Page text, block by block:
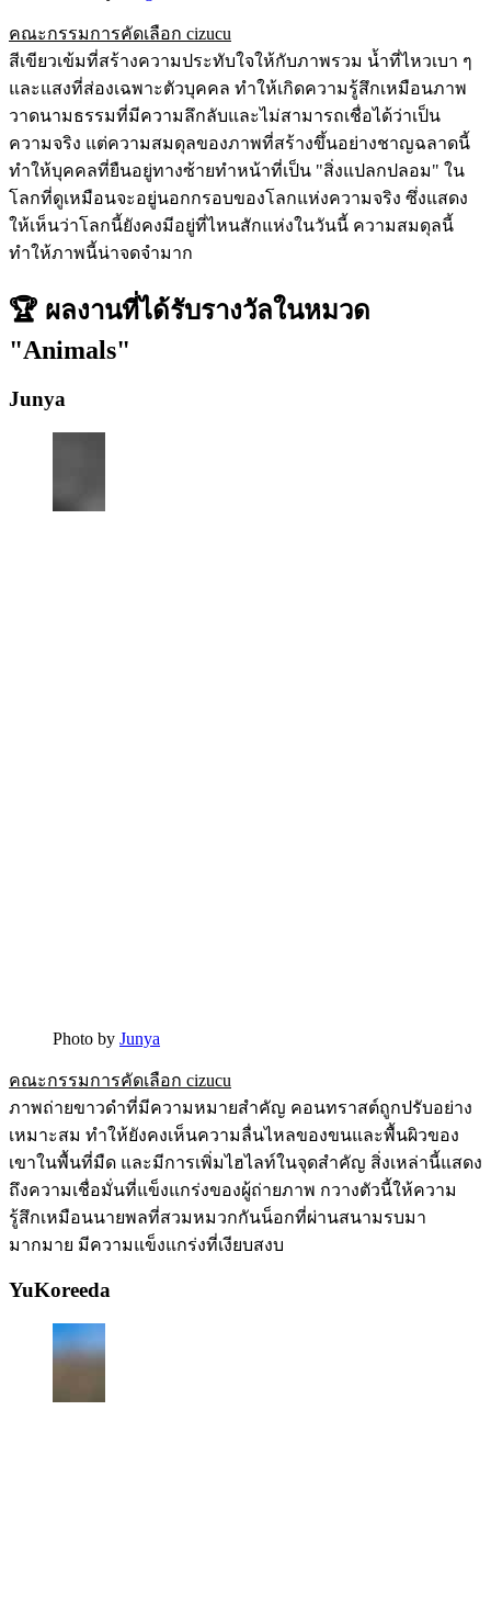
คณะกรรมการคัดเลือก cizucu
สีเขียวเข้มที่สร้างความประทับใจให้กับภาพรวม น้ำที่ไหวเบา ๆ
และแสงที่ส่องเฉพาะตัวบุคคล ทำให้เกิดความรู้สึกเหมือนภาพ
วาดนามธรรมที่มีความลึกลับและไม่สามารถเชื่อได้ว่าเป็น
ความจริง แต่ความสมดุลของภาพที่สร้างขึ้นอย่างชาญฉลาดนี้
ทำให้บุคคลที่ยืนอยู่ทางซ้ายทำหน้าที่เป็น "สิ่งแปลกปลอม" ใน
โลกที่ดูเหมือนจะอยู่นอกกรอบของโลกแห่งความจริง ซึ่งแสดง
ให้เห็นว่าโลกนี้ยังคงมีอยู่ที่ไหนสักแห่งในวันนี้ ความสมดุลนี้
ทำให้ภาพนี้น่าจดจำมาก
🏆 ผลงานที่ได้รับรางวัลในหมวด
"Animals"
Junya
Photo by Junya
คณะกรรมการคัดเลือก cizucu
ภาพถ่ายขาวดำที่มีความหมายสำคัญ คอนทราสต์ถูกปรับอย่าง
เหมาะสม ทำให้ยังคงเห็นความลื่นไหลของขนและพื้นผิวของ
เขาในพื้นที่มืด และมีการเพิ่มไฮไลท์ในจุดสำคัญ สิ่งเหล่านี้แสดง
ถึงความเชื่อมั่นที่แข็งแกร่งของผู้ถ่ายภาพ กวางตัวนี้ให้ความ
รู้สึกเหมือนนายพลที่สวมหมวกกันน็อกที่ผ่านสนามรบมา
มากมาย มีความแข็งแกร่งที่เงียบสงบ
YuKoreeda